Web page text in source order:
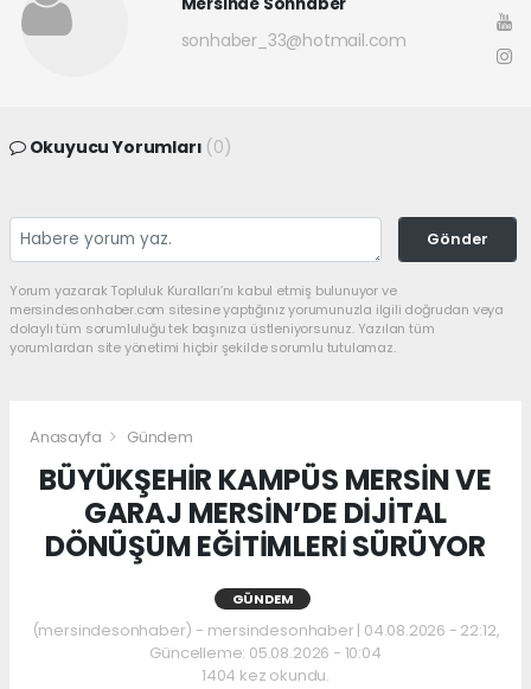
sonhaber_33@hotmail.com
Okuyucu Yorumları (0)
Gönder
Yorum yazarak Topluluk Kuralları’nı kabul etmiş bulunuyor ve
mersindesonhaber.com sitesine yaptığınız yorumunuzla ilgili doğrudan veya
dolaylı tüm sorumluluğu tek başınıza üstleniyorsunuz. Yazılan tüm
yorumlardan site yönetimi hiçbir şekilde sorumlu tutulamaz.
Anasayfa Gündem
BÜYÜKŞEHİR KAMPÜS MERSİN VE
GARAJ MERSİN’DE DİJİTAL
DÖNÜŞÜM EĞİTİMLERİ SÜRÜYOR
GÜNDEM
(mersindesonhaber) - mersindesonhaber | 04.08.2026 - 22:12,
Güncelleme: 05.08.2026 - 10:04
1404 kez okundu.